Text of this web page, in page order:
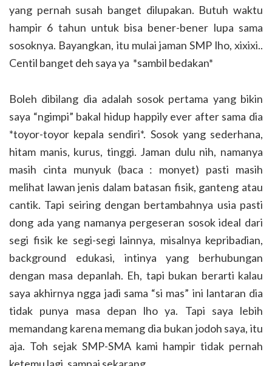
yang pernah susah banget dilupakan. Butuh waktu
hampir 6 tahun untuk bisa bener-bener lupa sama
sosoknya. Bayangkan, itu mulai jaman SMP lho, xixixi..
Centil banget deh saya ya *sambil bedakan*
Boleh dibilang dia adalah sosok pertama yang bikin
saya “ngimpi” bakal hidup happily ever after sama dia
*toyor-toyor kepala sendiri*. Sosok yang sederhana,
hitam manis, kurus, tinggi. Jaman dulu nih, namanya
masih cinta munyuk (baca : monyet) pasti masih
melihat lawan jenis dalam batasan fisik, ganteng atau
cantik. Tapi seiring dengan bertambahnya usia pasti
dong ada yang namanya pergeseran sosok ideal dari
segi fisik ke segi-segi lainnya, misalnya kepribadian,
background edukasi, intinya yang berhubungan
dengan masa depanlah. Eh, tapi bukan berarti kalau
saya akhirnya ngga jadi sama “si mas” ini lantaran dia
tidak punya masa depan lho ya. Tapi saya lebih
memandang karena memang dia bukan jodoh saya, itu
aja. Toh sejak SMP-SMA kami hampir tidak pernah